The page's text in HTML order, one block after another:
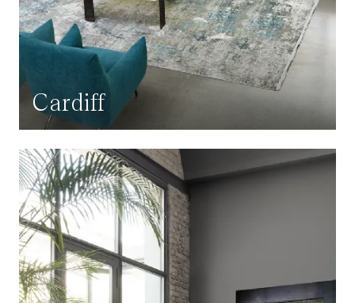
Cardiff